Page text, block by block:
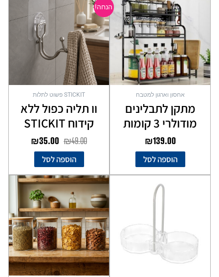
אחסון וארגון למטבח
מתקן לתבלינים
מודולרי 3 קומות
₪139.00
הוספה לסל
הנחה!
STICKIT פשוט לתלות
וו תליה כפול ללא
קידוח STICKIT
₪49.00
היה:
₪49.00.
₪35.00
הוא:
₪35.00.
הוספה לסל